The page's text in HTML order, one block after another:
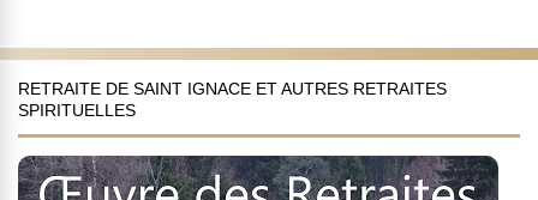
RETRAITE DE SAINT IGNACE ET AUTRES RETRAITES
SPIRITUELLES